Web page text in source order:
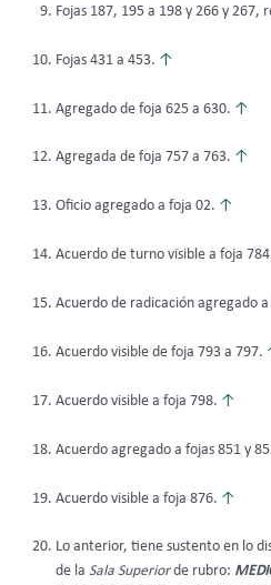
Fojas 187, 195 a 198 y 266 y 267,
Fojas 431 a 453. ↑
Agregado de foja 625 a 630. ↑
Agregada de foja 757 a 763. ↑
Oficio agregado a foja 02. ↑
Acuerdo de turno visible a foja
Acuerdo de radicación agregado a
Acuerdo visible de foja 793 a 797.
Acuerdo visible a foja 798. ↑
Acuerdo agregado a fojas 851 y
Acuerdo visible a foja 876. ↑
Lo anterior, tiene sustento en lo
de la Sala Superiorde rubro: